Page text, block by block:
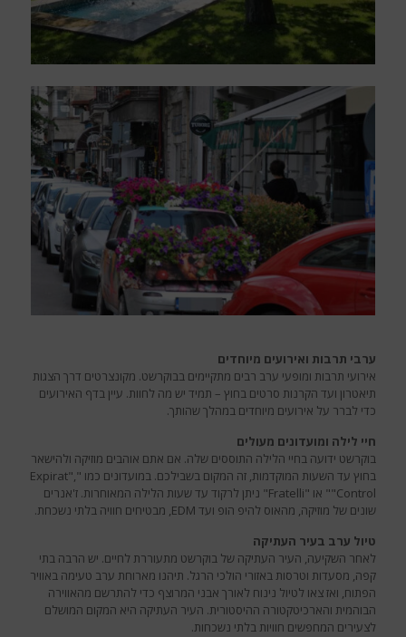
ערבי תרבות ואירועים מיוחדים
אירועי תרבות ומופעי ערב רבים מתקיימים בבוקרשט. מקונצרטים דרך הצגות
תיאטרון ועד הקרנות סרטים בחוץ – תמיד יש מה לחוות. עיין בדף האירועים
כדי לברר על אירועים מיוחדים במהלך שהותך.
חיי לילה ומועדונים מעולים
בוקרשט ידועה בחיי הלילה התוססים שלה. אם אתם אוהבים מוזיקה ולהישאר
בחוץ עד השעות המוקדמות, זה המקום בשבילכם. במועדונים כמו "Expirat",
"Control" או "Fratelli" ניתן לרקוד עד שעות הלילה המאוחרות. ז'אנרים
שונים של מוזיקה, מהאוס להיפ הופ ועד EDM, מבטיחים חוויה בלתי נשכחת.
טיול ערב בעיר העתיקה
לאחר השקיעה, העיר העתיקה של בוקרשט מתעוררת לחיים. יש הרבה בתי
קפה, מסעדות וטרסות באזורי הולכי הרגל. תיהנו מארוחת ערב טעימה באוויר
הפתוח, ואז צאו לטיול נינוח לאורך אבני המרוצף כדי להתרשם מהאווירה
הבוהמית והארכיטקטורה ההיסטורית. העיר העתיקה היא המקום המושלם
לצעירים המחפשים חוויות בלתי נשכחות.